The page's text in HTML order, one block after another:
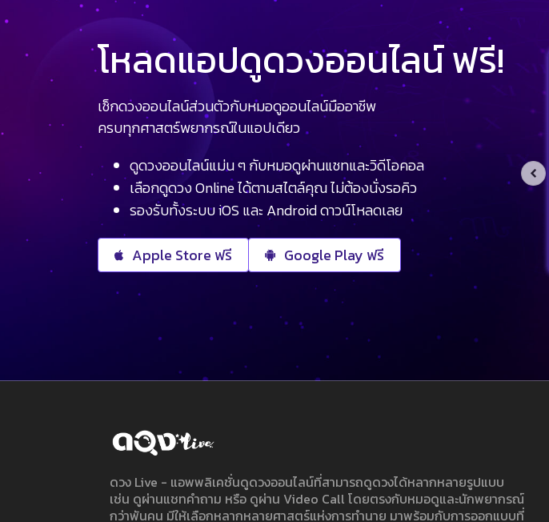
โหลดแอปดูดวงออนไลน์ ฟรี!
เช็กดวงออนไลน์ส่วนตัวกับหมอดูออนไลน์มืออาชีพ
ครบทุกศาสตร์พยากรณ์ในแอปเดียว
ดูดวงออนไลน์แม่น ๆ กับหมอดูผ่านแชทและวิดีโอคอล
เลือกดูดวง Online ได้ตามสไตล์คุณ ไม่ต้องนั่งรอคิว
รองรับทั้งระบบ iOS และ Android ดาวน์โหลดเลย
Apple Store ฟรี Google Play ฟรี
ดวง Live - แอพพลิเคชั่นดูดวงออนไลน์ที่สามารถดูดวงได้หลากหลายรูปแบบ
เช่น ดูผ่านแชทคำถาม หรือ ดูผ่าน Video Call โดยตรงกับหมอดูและนักพยากรณ์
กว่าพันคน มีให้เลือกหลากหลายศาสตร์แห่งการทำนาย มาพร้อมกับการออกแบบที่